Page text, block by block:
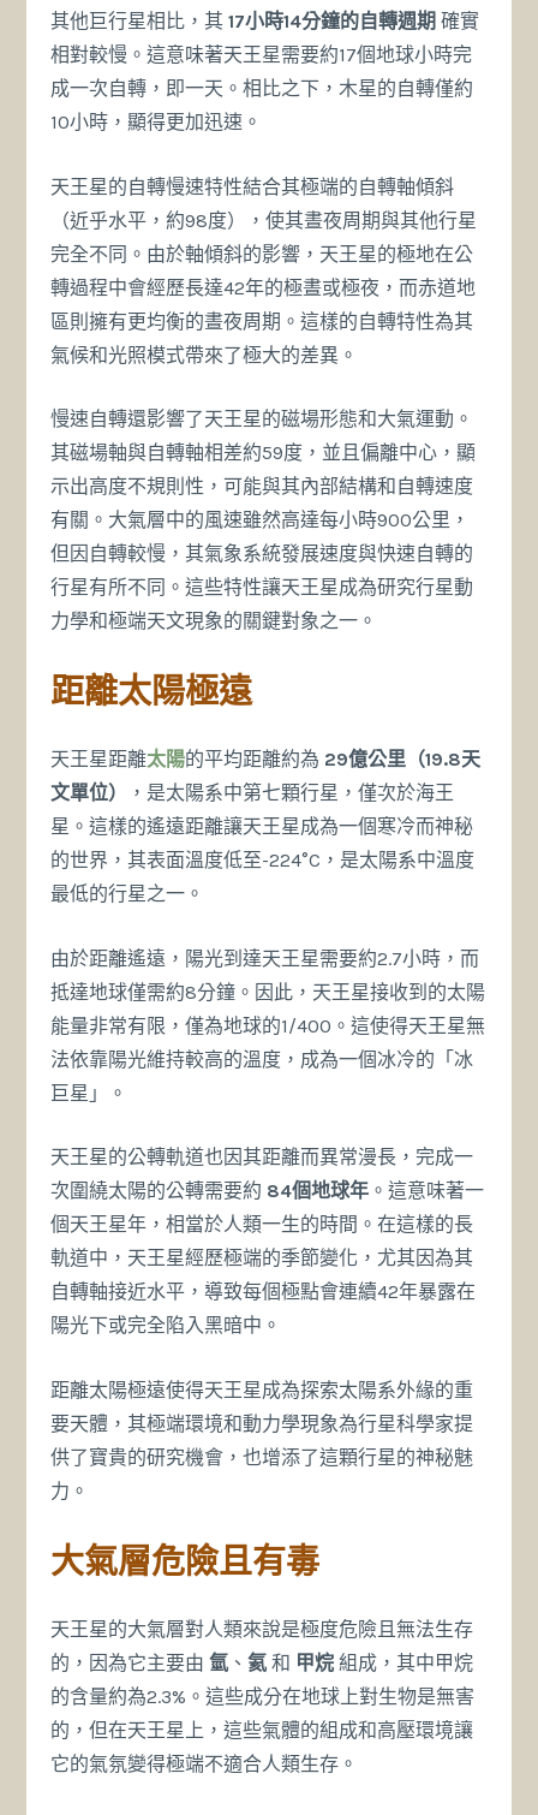
其他巨行星相比，其17小時14分鐘的自轉週期 確實
相對較慢。這意味著天王星需要約17個地球小時完
成一次自轉，即一天。相比之下，木星的自轉僅約
10小時，顯得更加迅速。
天王星的自轉慢速特性結合其極端的自轉軸傾斜
（近乎水平，約98度），使其晝夜周期與其他行星
完全不同。由於軸傾斜的影響，天王星的極地在公
轉過程中會經歷長達42年的極晝或極夜，而赤道地
區則擁有更均衡的晝夜周期。這樣的自轉特性為其
氣候和光照模式帶來了極大的差異。
慢速自轉還影響了天王星的磁場形態和大氣運動。
其磁場軸與自轉軸相差約59度，並且偏離中心，顯
示出高度不規則性，可能與其內部結構和自轉速度
有關。大氣層中的風速雖然高達每小時900公里，
但因自轉較慢，其氣象系統發展速度與快速自轉的
行星有所不同。這些特性讓天王星成為研究行星動
力學和極端天文現象的關鍵對象之一。
距離太陽極遠
天王星距離太陽的平均距離約為 29億公里（19.8天
文單位）
，是太陽系中第七顆行星，僅次於海王
星。這樣的遙遠距離讓天王星成為一個寒冷而神秘
的世界，其表面溫度低至-224°C，是太陽系中溫度
最低的行星之一。
由於距離遙遠，陽光到達天王星需要約2.7小時，而
抵達地球僅需約8分鐘。因此，天王星接收到的太陽
能量非常有限，僅為地球的1/400。這使得天王星無
法依靠陽光維持較高的溫度，成為一個冰冷的「冰
巨星」。
天王星的公轉軌道也因其距離而異常漫長，完成一
次圍繞太陽的公轉需要約 84個地球年 。這意味著一
個天王星年，相當於人類一生的時間。在這樣的長
軌道中，天王星經歷極端的季節變化，尤其因為其
自轉軸接近水平，導致每個極點會連續42年暴露在
陽光下或完全陷入黑暗中。
距離太陽極遠使得天王星成為探索太陽系外緣的重
要天體，其極端環境和動力學現象為行星科學家提
供了寶貴的研究機會，也增添了這顆行星的神秘魅
力。
大氣層危險且有毒
天王星的大氣層對人類來說是極度危險且無法生存
的，因為它主要由氫 、氦 和 甲烷 組成，其中甲烷
的含量約為2.3%。這些成分在地球上對生物是無害
的，但在天王星上，這些氣體的組成和高壓環境讓
它的氣氛變得極端不適合人類生存。